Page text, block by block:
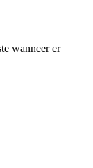
wanneer er